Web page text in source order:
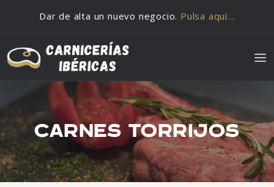
Dar de alta un nuevo negocio. Pulsa aquí…
CARNES TORRIJOS